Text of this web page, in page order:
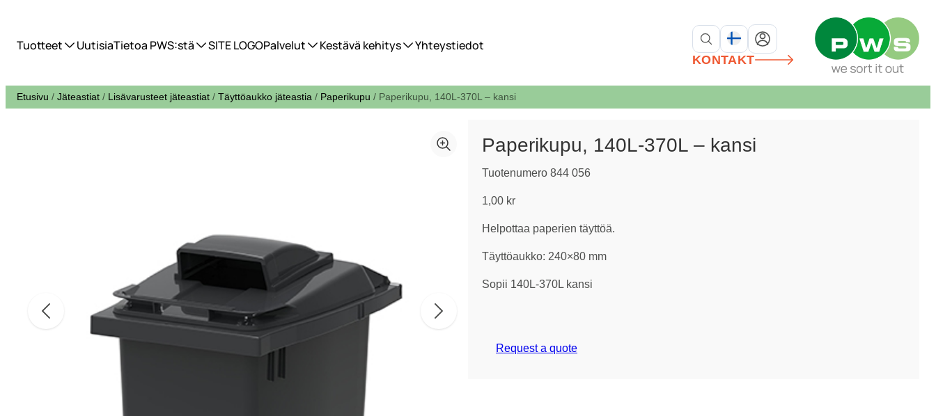
Tuotteet UutisiaTietoa PWS:stä SITE LOGOPalvelut Kestävä kehitys Yhteystiedot
KONTAKT
Etusivu / Jäteastiat / Lisävarusteet jäteastiat / Täyttöaukko jäteastia / Paperikupu / Paperikupu, 140L-370L – kansi
Paperikupu, 140L-370L – kansi
Tuotenumero 844 056
1,00 kr
Helpottaa paperien täyttöä.
Täyttöaukko: 240×80 mm
Sopii 140L-370L kansi
Request a quote